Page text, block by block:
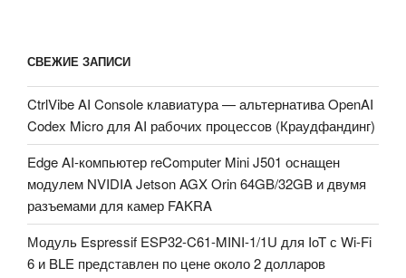
СВЕЖИЕ ЗАПИСИ
CtrlVibe AI Console клавиатура — альтернатива OpenAI
Codex Micro для AI рабочих процессов (Краудфандинг)
Edge AI-компьютер reComputer Mini J501 оснащен
модулем NVIDIA Jetson AGX Orin 64GB/32GB и двумя
разъемами для камер FAKRA
Модуль Espressif ESP32-C61-MINI-1/1U для IoT с Wi-Fi
6 и BLE представлен по цене около 2 долларов